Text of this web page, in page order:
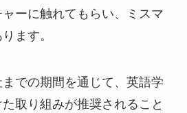
ーに触れてもらい、ミスマ
ます。
での期間を通じて、英語学
取り組みが推奨されること